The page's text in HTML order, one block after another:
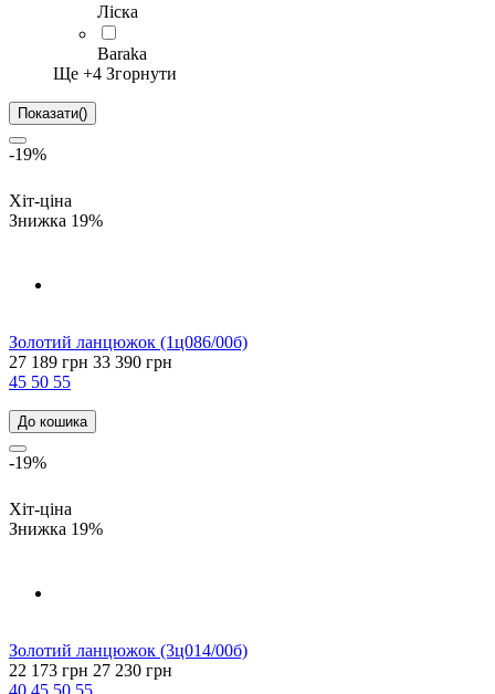
Ліска
Baraka
Ще +4 Згорнути
Показати()
-19%
Хіт-ціна
Знижка 19%
Золотий ланцюжок (1ц086/00б)
27 189 грн 33 390 грн
45 50 55
До кошика
-19%
Хіт-ціна
Знижка 19%
Золотий ланцюжок (3ц014/00б)
22 173 грн 27 230 грн
40 45 50 55